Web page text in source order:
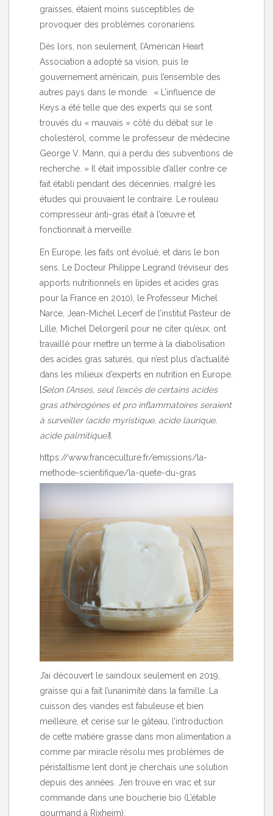
graisses, étaient moins susceptibles de
provoquer des problèmes coronariens.
Dès lors, non seulement, l’American Heart
Association a adopté sa vision, puis le
gouvernement américain, puis l’ensemble des
autres pays dans le monde. « L’influence de
Keys a été telle que des experts qui se sont
trouvés du « mauvais » côté du débat sur le
cholestérol, comme le professeur de médecine
George V. Mann, qui a perdu des subventions de
recherche. » Il était impossible d’aller contre ce
fait établi pendant des décennies, malgré les
études qui prouvaient le contraire. Le rouleau
compresseur anti-gras était à l’œuvre et
fonctionnait à merveille.
En Europe, les faits ont évolué, et dans le bon
sens. Le Docteur Philippe Legrand (réviseur des
apports nutritionnels en lipides et acides gras
pour la France en 2010), le Professeur Michel
Narce, Jean-Michel Lecerf de l’institut Pasteur de
Lille, Michel Delorgeril pour ne citer qu’eux, ont
travaillé pour mettre un terme à la diabolisation
des acides gras saturés, qui n’est plus d’actualité
dans les milieux d’experts en nutrition en Europe.
[Selon l’Anses, seul l’excès de certains acides
gras athérogènes et pro inflammatoires seraient
à surveiller (acide myristique, acide laurique,
acide palmitique)].
https://www.franceculture.fr/emissions/la-
methode-scientifique/la-quete-du-gras
J’ai découvert le saindoux seulement en 2019,
graisse qui a fait l’unanimité dans la famille. La
cuisson des viandes est fabuleuse et bien
meilleure, et cerise sur le gâteau, l’introduction
de cette matière grasse dans mon alimentation a
comme par miracle résolu mes problèmes de
péristaltisme lent dont je cherchais une solution
depuis des années. J’en trouve en vrac et sur
commande dans une boucherie bio (L’étable
gourmand à Rixheim).